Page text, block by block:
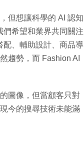
但想讓科學的 AI 認知
們希望和業界共同關注
配、輔助設計、商品導
趨勢，而 Fashion AI
圖像，但當顧客只對
今的搜尋技術未能滿